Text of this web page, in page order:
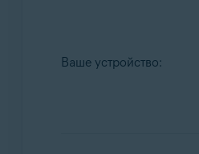
Продукты:
Ваше устройство: